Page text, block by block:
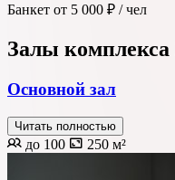
Банкет от 5 000 ₽ / чел
Залы комплекса
Основной зал
Читать полностью
до 100 250 м²